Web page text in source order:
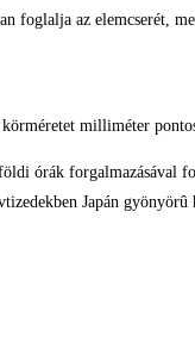
foglalja az elemcserét,
milliméter
órák forgalmazásával
Japán